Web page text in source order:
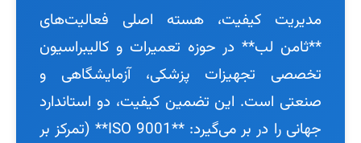
مدیریت کیفیت، هسته اصلی فعالیت‌های
**ثامن لب** در حوزه تعمیرات و کالیبراسیون
تخصصی تجهیزات پزشکی، آزمایشگاهی و
صنعتی است. این تضمین کیفیت، دو استاندارد
جهانی را در بر می‌گیرد: **ISO 9001** (تمرکز بر